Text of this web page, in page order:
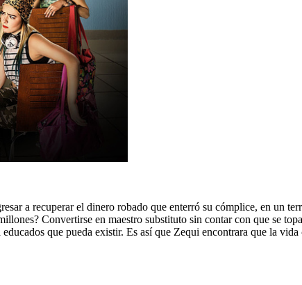
a recuperar el dinero robado que enterró su cómplice, en un
Convertirse en maestro substituto sin contar con que se
que pueda existir. Es así que Zequi encontrara que la